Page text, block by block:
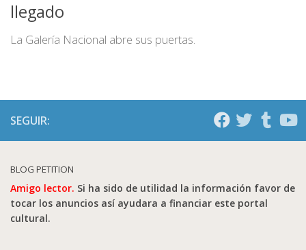
llegado
La Galería Nacional abre sus puertas.
SEGUIR:
BLOG PETITION
Amigo lector. Si ha sido de utilidad la información favor de
tocar los anuncios así ayudara a financiar este portal
cultural.